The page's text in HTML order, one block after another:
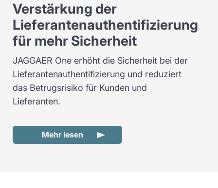
Verstärkung der
Lieferantenauthentifizierung
für mehr Sicherheit
JAGGAER One erhöht die Sicherheit bei der
Lieferantenauthentifizierung und reduziert
das Betrugsrisiko für Kunden und
Lieferanten.
Mehr lesen